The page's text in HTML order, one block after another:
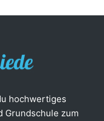
hochwertiges
Grundschule zum